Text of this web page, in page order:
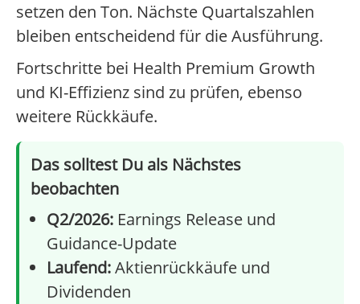
setzen den Ton. Nächste Quartalszahlen
bleiben entscheidend für die Ausführung.
Fortschritte bei Health Premium Growth
und KI-Effizienz sind zu prüfen, ebenso
weitere Rückkäufe.
Das solltest Du als Nächstes
beobachten
Q2/2026: Earnings Release und
Guidance-Update
Laufend:Aktienrückkäufe und
Dividenden